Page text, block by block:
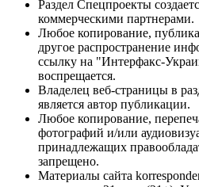
Раздел Спецпроекты
коммерческими партнерами.
Любое копирование,
другое распространение
ссылку на "Интерфакс-
воспрещается.
Владелец веб-страницы в
является автор публикации.
Любое копирование,
фотографий и/или
принадлежащих
запрещено.
Материалы сайта